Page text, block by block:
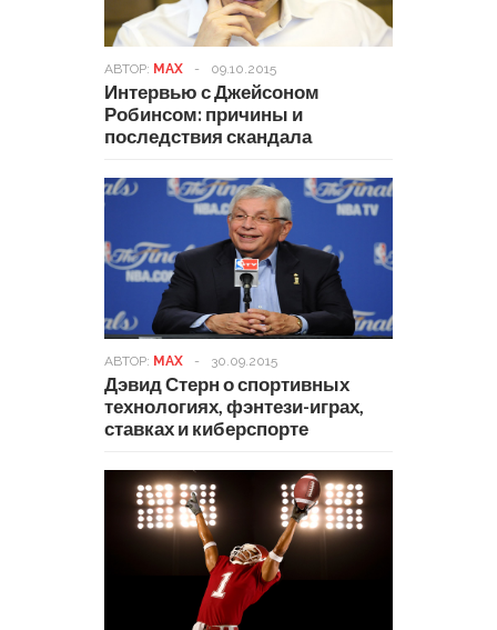
АВТОР: MAX - 09.10.2015
Интервью с Джейсоном
Робинсом: причины и
последствия скандала
АВТОР: MAX - 30.09.2015
Дэвид Стерн о спортивных
технологиях, фэнтези-играх,
ставках и киберспорте